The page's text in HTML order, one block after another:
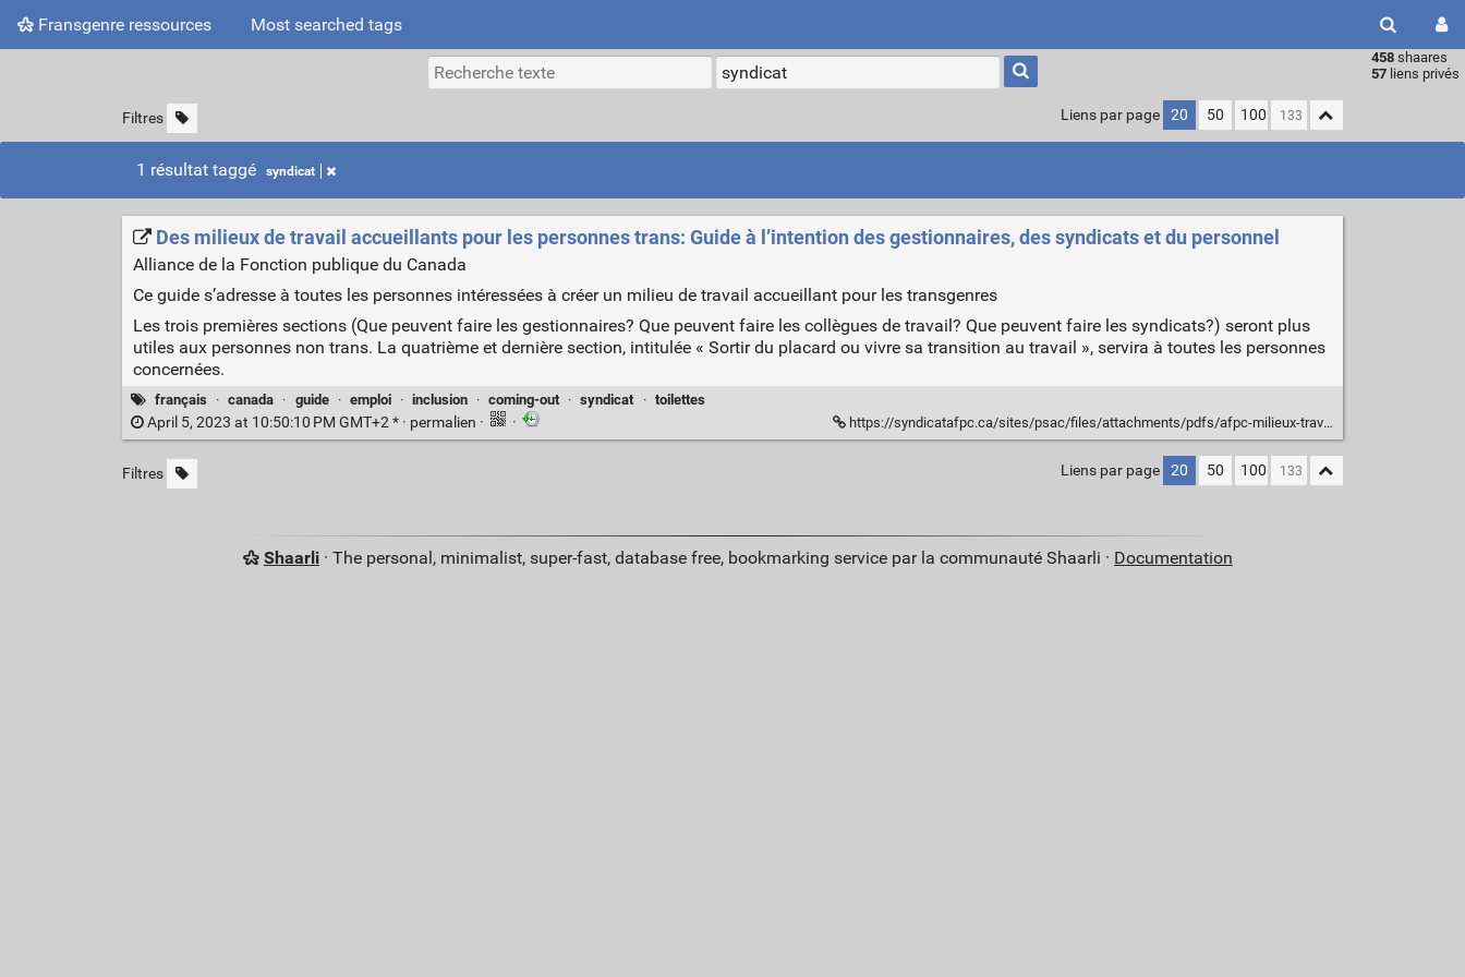
Fransgenre ressources Most searched tags
458 shaares
57 liens privés
Type 1 or
more
characters
results.
Filtres Liens par page 20 50 100
1 résultat taggé syndicat
Des milieux de travail accueillants pour les personnes trans: Guide à l’intention des gestionnaires, des syndicats et du personnel
Alliance de la Fonction publique du Canada
Ce guide s’adresse à toutes les personnes intéressées à créer un milieu de travail accueillant pour les transgenres
Les trois premières sections (Que peuvent faire les gestionnaires? Que peuvent faire les collègues de travail? Que peuvent faire les syndicats?) seront plus
utiles aux personnes non trans. La quatrième et dernière section, intitulée « Sortir du placard ou vivre sa transition au travail », servira à toutes les personnes
concernées.
français · canada · guide · emploi · inclusion · coming-out · syndicat · toilettes
April 5, 2023 at 10:50:10 PM GMT+2 * · permalien · · https://syndicatafpc.ca/sites/psac/files/attachments/pdfs/afpc-milieux-travail-accueillants-personnes-trans-2018.pdf
Filtres Liens par page 20 50 100
Shaarli· The personal, minimalist, super-fast, database free, bookmarking service par la communauté Shaarli · Documentation